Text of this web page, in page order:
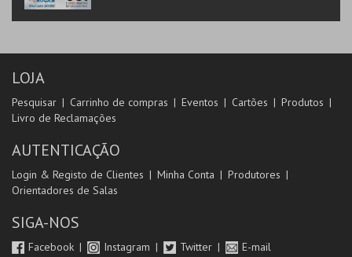
LOJA
Pesquisar Carrinho de compras Eventos Cartões
Produtos
Livro de Reclamações
AUTENTICAÇÃO
Login & Registo de Clientes Minha Conta
Produtores
Orientadores de Salas
SIGA-NOS
Facebook Instagram Twitter E-mail